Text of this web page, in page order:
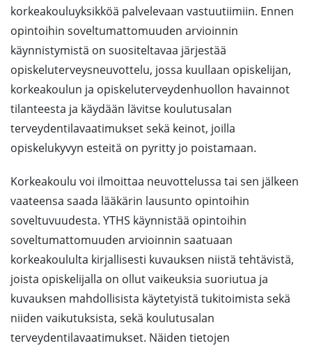
korkeakouluyksikköä palvelevaan vastuutiimiin. Ennen
opintoihin soveltumattomuuden arvioinnin
käynnistymistä on suositeltavaa järjestää
opiskeluterveysneuvottelu, jossa kuullaan opiskelijan,
korkeakoulun ja opiskeluterveydenhuollon havainnot
tilanteesta ja käydään lävitse koulutusalan
terveydentilavaatimukset sekä keinot, joilla
opiskelukyvyn esteitä on pyritty jo poistamaan.
Korkeakoulu voi ilmoittaa neuvottelussa tai sen jälkeen
vaateensa saada lääkärin lausunto opintoihin
soveltuvuudesta. YTHS käynnistää opintoihin
soveltumattomuuden arvioinnin saatuaan
korkeakoululta kirjallisesti kuvauksen niistä tehtävistä,
joista opiskelijalla on ollut vaikeuksia suoriutua ja
kuvauksen mahdollisista käytetyistä tukitoimista sekä
niiden vaikutuksista, sekä koulutusalan
terveydentilavaatimukset. Näiden tietojen